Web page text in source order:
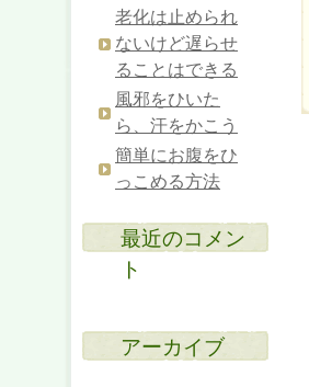
老化は止められ
ないけど遅らせ
ることはできる
風邪をひいた
ら、汗をかこう
簡単にお腹をひ
っこめる方法
最近のコメン
ト
アーカイブ